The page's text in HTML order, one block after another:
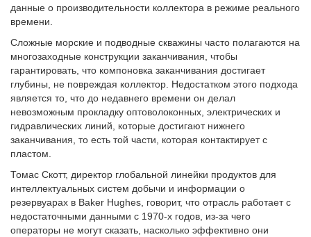
данные о производительности коллектора в режиме реального
времени.
Сложные морские и подводные скважины часто полагаются на
многозаходные конструкции заканчивания, чтобы
гарантировать, что компоновка заканчивания достигает
глубины, не повреждая коллектор. Недостатком этого подхода
является то, что до недавнего времени он делал
невозможным прокладку оптоволоконных, электрических и
гидравлических линий, которые достигают нижнего
заканчивания, то есть той части, которая контактирует с
пластом.
Томас Скотт, директор глобальной линейки продуктов для
интеллектуальных систем добычи и информации о
резервуарах в Baker Hughes, говорит, что отрасль работает с
недостаточными данными с 1970-х годов, из-за чего
операторы не могут сказать, насколько эффективно они